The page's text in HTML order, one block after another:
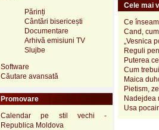
Cele mai
Ce
Cand,
„Vesnica
Reguli
Puterea
Cum
Maica
Pietism,
Nadejdea
Usa
Părinți
Cântări bisericești
Documentare
Arhivă emisiuni TV
Slujbe
Software
Căutare avansată
Promovare
Calendar pe stil vechi -
Republica Moldova